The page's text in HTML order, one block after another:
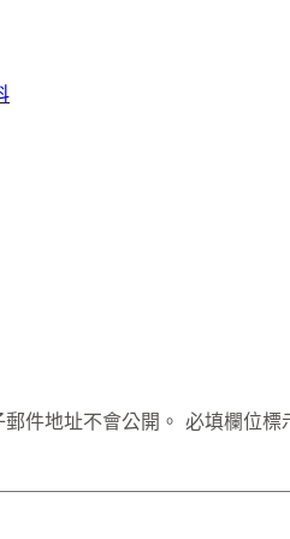
件地址不會公開。 必填欄位